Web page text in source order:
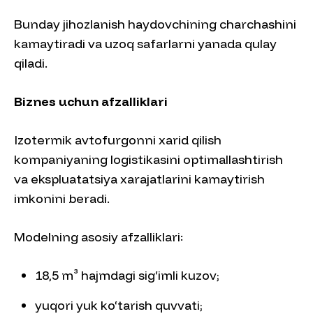
Bunday jihozlanish haydovchining charchashini
kamaytiradi va uzoq safarlarni yanada qulay
qiladi.
Biznes uchun afzalliklari
Izotermik avtofurgonni xarid qilish
kompaniyaning logistikasini optimallashtirish
va ekspluatatsiya xarajatlarini kamaytirish
imkonini beradi.
Modelning asosiy afzalliklari:
18,5 m³ hajmdagi sig‘imli kuzov;
yuqori yuk ko‘tarish quvvati;